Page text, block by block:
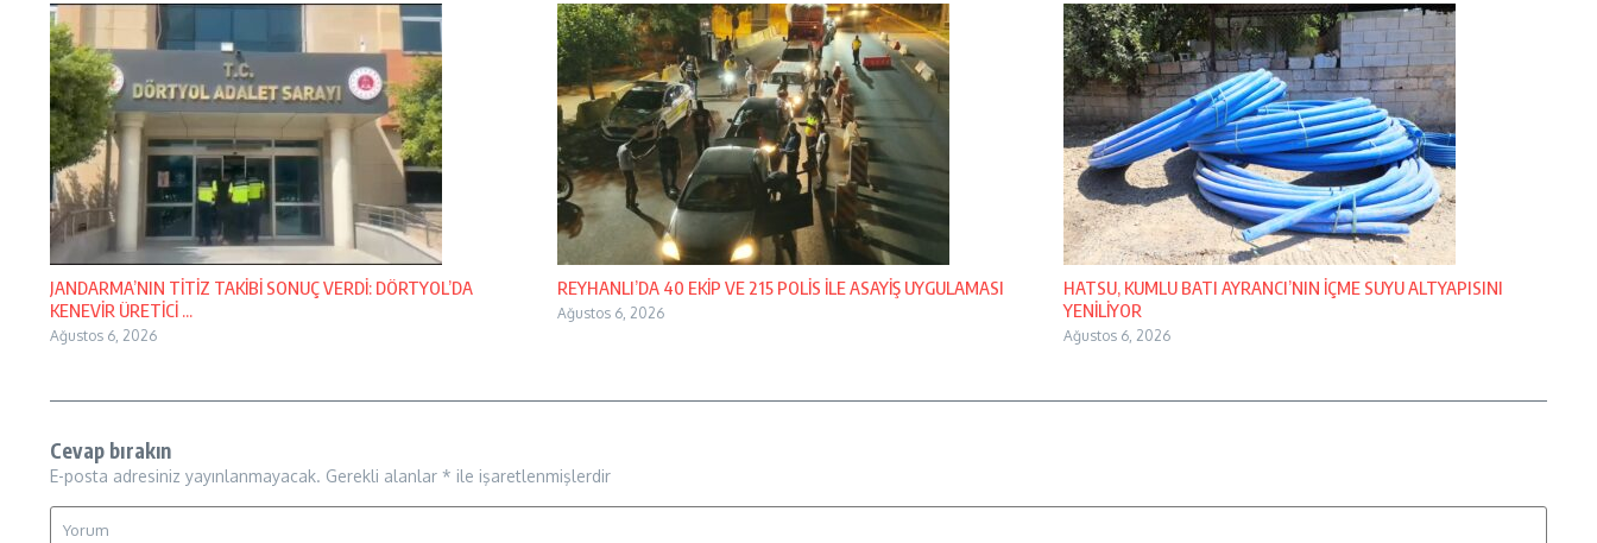
JANDARMA’NIN TİTİZ TAKİBİ SONUÇ VERDİ: DÖRTYOL’DA
KENEVİR ÜRETİCİ ...
Ağustos 6, 2026
REYHANLI’DA 40 EKİP VE 215 POLİS İLE ASAYİŞ UYGULAMASI
Ağustos 6, 2026
HATSU, KUMLU BATI AYRANCI’NIN İÇME SUYU ALTYAPISINI
YENİLİYOR
Ağustos 6, 2026
Cevap bırakın
E-posta adresiniz yayınlanmayacak. Gerekli alanlar * ile işaretlenmişlerdir